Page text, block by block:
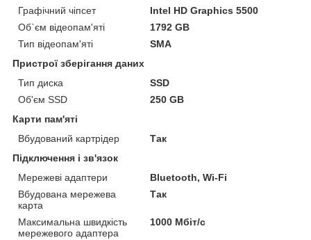
Графічний чіпсет
Intel HD Graphics 5500
Об`єм відеопам'яті
1792 GB
Тип відеопам'яті
SMA
Пристрої зберігання даних
Тип диска
SSD
Об'єм SSD
250 GB
Карти пам'яті
Вбудований картрідер
Так
Підключення і зв'язок
Мережеві адаптери
Bluetooth, Wi-Fi
Вбудована мережева
карта
Так
Максимальна швидкість
мережевого адаптера
1000 Мбіт/с